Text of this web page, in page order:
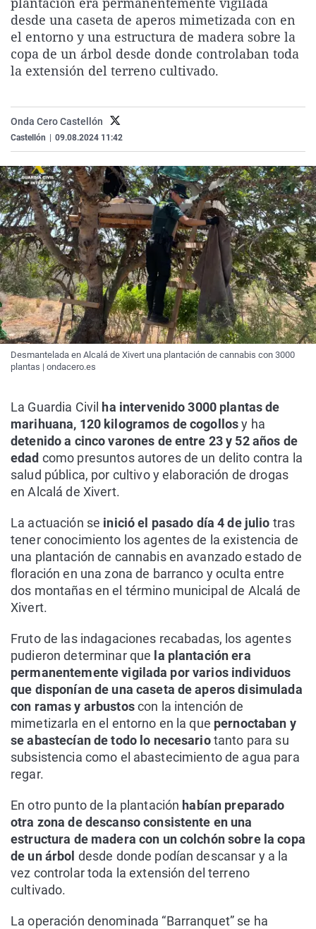
La rosa de los vientos
Gente viajera
Como el perro y el
Caso
Retornados
Equipo de
Extremadura
Galicia
La Rioja
País Vasco
Virales
Televisión
Elecciones
desde una caseta de aperos mimetizada con en
el entorno y una estructura de madera sobre la
copa de un árbol desde donde controlaban toda
la extensión del terreno cultivado.
Onda Cero Castellón
Castellón 09.08.2024 11:42
Desmantelada en Alcalá de Xivert una plantación de cannabis con 3000
plantas | ondacero.es
La Guardia Civil ha intervenido 3000 plantas de
marihuana, 120 kilogramos de cogollosy ha
detenido a cinco varones de entre 23 y 52 años de
edad como presuntos autores de un delito contra la
salud pública, por cultivo y elaboración de drogas
en Alcalá de Xivert.
La actuación se inició el pasado día 4 de julio tras
tener conocimiento los agentes de la existencia de
una plantación de cannabis en avanzado estado de
floración en una zona de barranco y oculta entre
dos montañas en el término municipal de Alcalá de
Xivert.
Fruto de las indagaciones recabadas, los agentes
pudieron determinar que la plantación era
permanentemente vigilada por varios individuos
que disponían de una caseta de aperos disimulada
con ramas y arbustoscon la intención de
mimetizarla en el entorno en la que pernoctaban y
se abastecían de todo lo necesariotanto para su
subsistencia como el abastecimiento de agua para
regar.
En otro punto de la plantación habían preparado
otra zona de descanso consistente en una
estructura de madera con un colchón sobre la copa
de un árbol desde donde podían descansar y a la
vez controlar toda la extensión del terreno
cultivado.
La operación denominada “Barranquet” se ha